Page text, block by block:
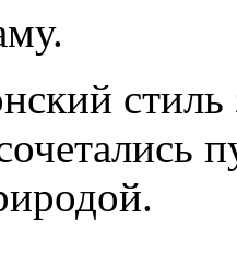
стиль